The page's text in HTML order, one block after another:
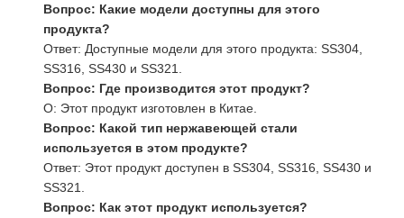
Вопрос: Какие модели доступны для этого
продукта?
Ответ: Доступные модели для этого продукта: SS304,
SS316, SS430 и SS321.
Вопрос: Где производится этот продукт?
О: Этот продукт изготовлен в Китае.
Вопрос: Какой тип нержавеющей стали
используется в этом продукте?
Ответ: Этот продукт доступен в SS304, SS316, SS430 и
SS321.
Вопрос: Как этот продукт используется?